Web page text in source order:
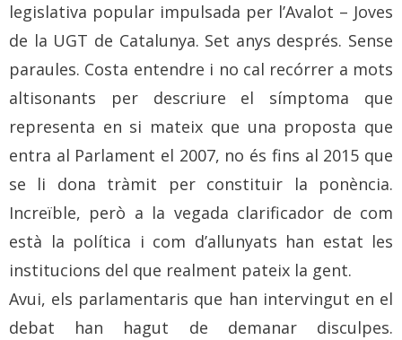
legislativa popular impulsada per l’Avalot – Joves
de la UGT de Catalunya. Set anys després. Sense
paraules. Costa entendre i no cal recórrer a mots
altisonants per descriure el símptoma que
representa en si mateix que una proposta que
entra al Parlament el 2007, no és fins al 2015 que
se li dona tràmit per constituir la ponència.
Increïble, però a la vegada clarificador de com
està la política i com d’allunyats han estat les
institucions del que realment pateix la gent.
Avui, els parlamentaris que han intervingut en el
debat han hagut de demanar disculpes.